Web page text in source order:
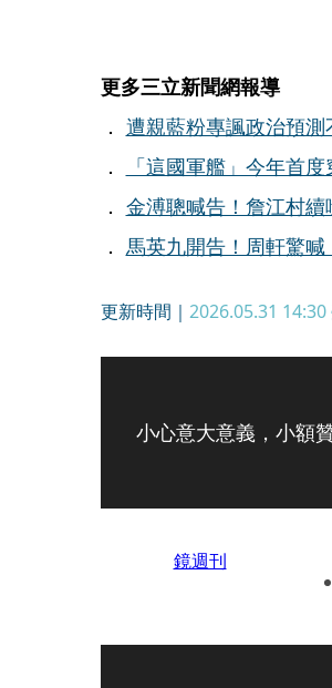
更多三立新聞網報導
． 遭親藍粉專諷政治預
．
「這國軍艦」今年首
． 金溥聰喊告！詹江村
． 馬英九開告！周軒驚
更新時間｜ 2026.05.31 14:30
小心意大意義，小額
鏡週刊